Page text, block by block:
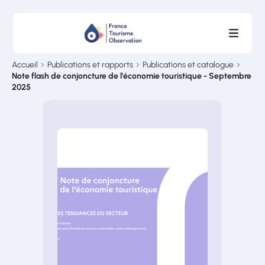
Accueil Publications et rapports
Publications et catalogue
Note flash de conjoncture de l'économie touristique - Septembre
2025